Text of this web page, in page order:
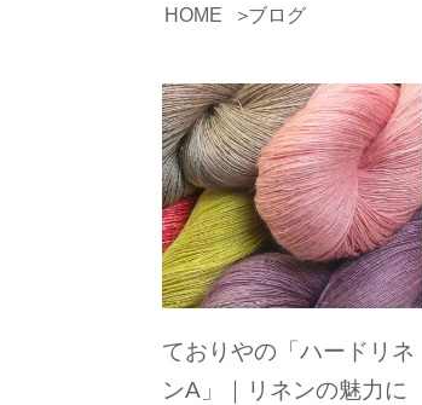
HOME ブログ
ておりやの「ハードリネ
ンA」｜リネンの魅力に